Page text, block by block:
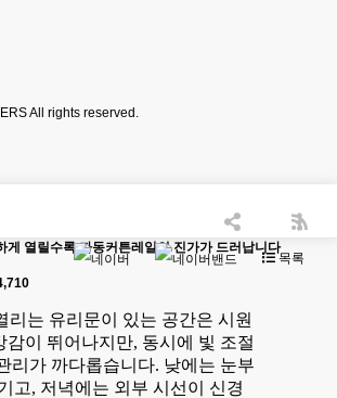
All rights reserved.
목록
게 열릴수록 자동커튼레일의 진가가 드러납니다
리는 유리문이 있는 공간은 시원
감이 뛰어나지만, 동시에 빛 조절
리가 까다롭습니다. 낮에는 눈부
고, 저녁에는 외부 시선이 신경